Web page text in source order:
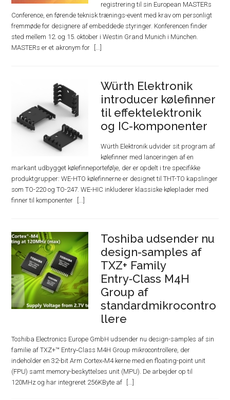
registrering til sin European MASTERs
Conference, en førende teknisk trænings-event med krav om personligt
fremmøde for designere af embeddede styringer. Konferencen finder
sted mellem 12. og 15. oktober i Westin Grand Munich i München.
MASTERs er et akronym for
Würth Elektronik
introducer kølefinner
til effektelektronik
og IC-komponenter
Würth Elektronik udvider sit program af
kølefinner med lanceringen af en
markant udbygget kølefinneportefølje, der er opdelt i tre specifikke
produktgrupper: WE-HTO kølefinnerne er designet til THT-TO kapslinger
som TO-220 og TO-247. WE-HIC inkluderer klassiske køleplader med
finner til komponenter
Toshiba udsender nu
design-samples af
TXZ+ Family
Entry‑Class M4H
Group af
standardmikrocontro
llere
Toshiba Electronics Europe GmbH udsender nu design-samples af sin
familie af TXZ+™ Entry‑Class M4H Group mikrocontrollere, der
indeholder en 32-bit Arm Cortex‑M4 kerne med en floating-point unit
(FPU) samt memory-beskyttelses unit (MPU). De arbejder op til
120MHz og har integreret 256KByte af